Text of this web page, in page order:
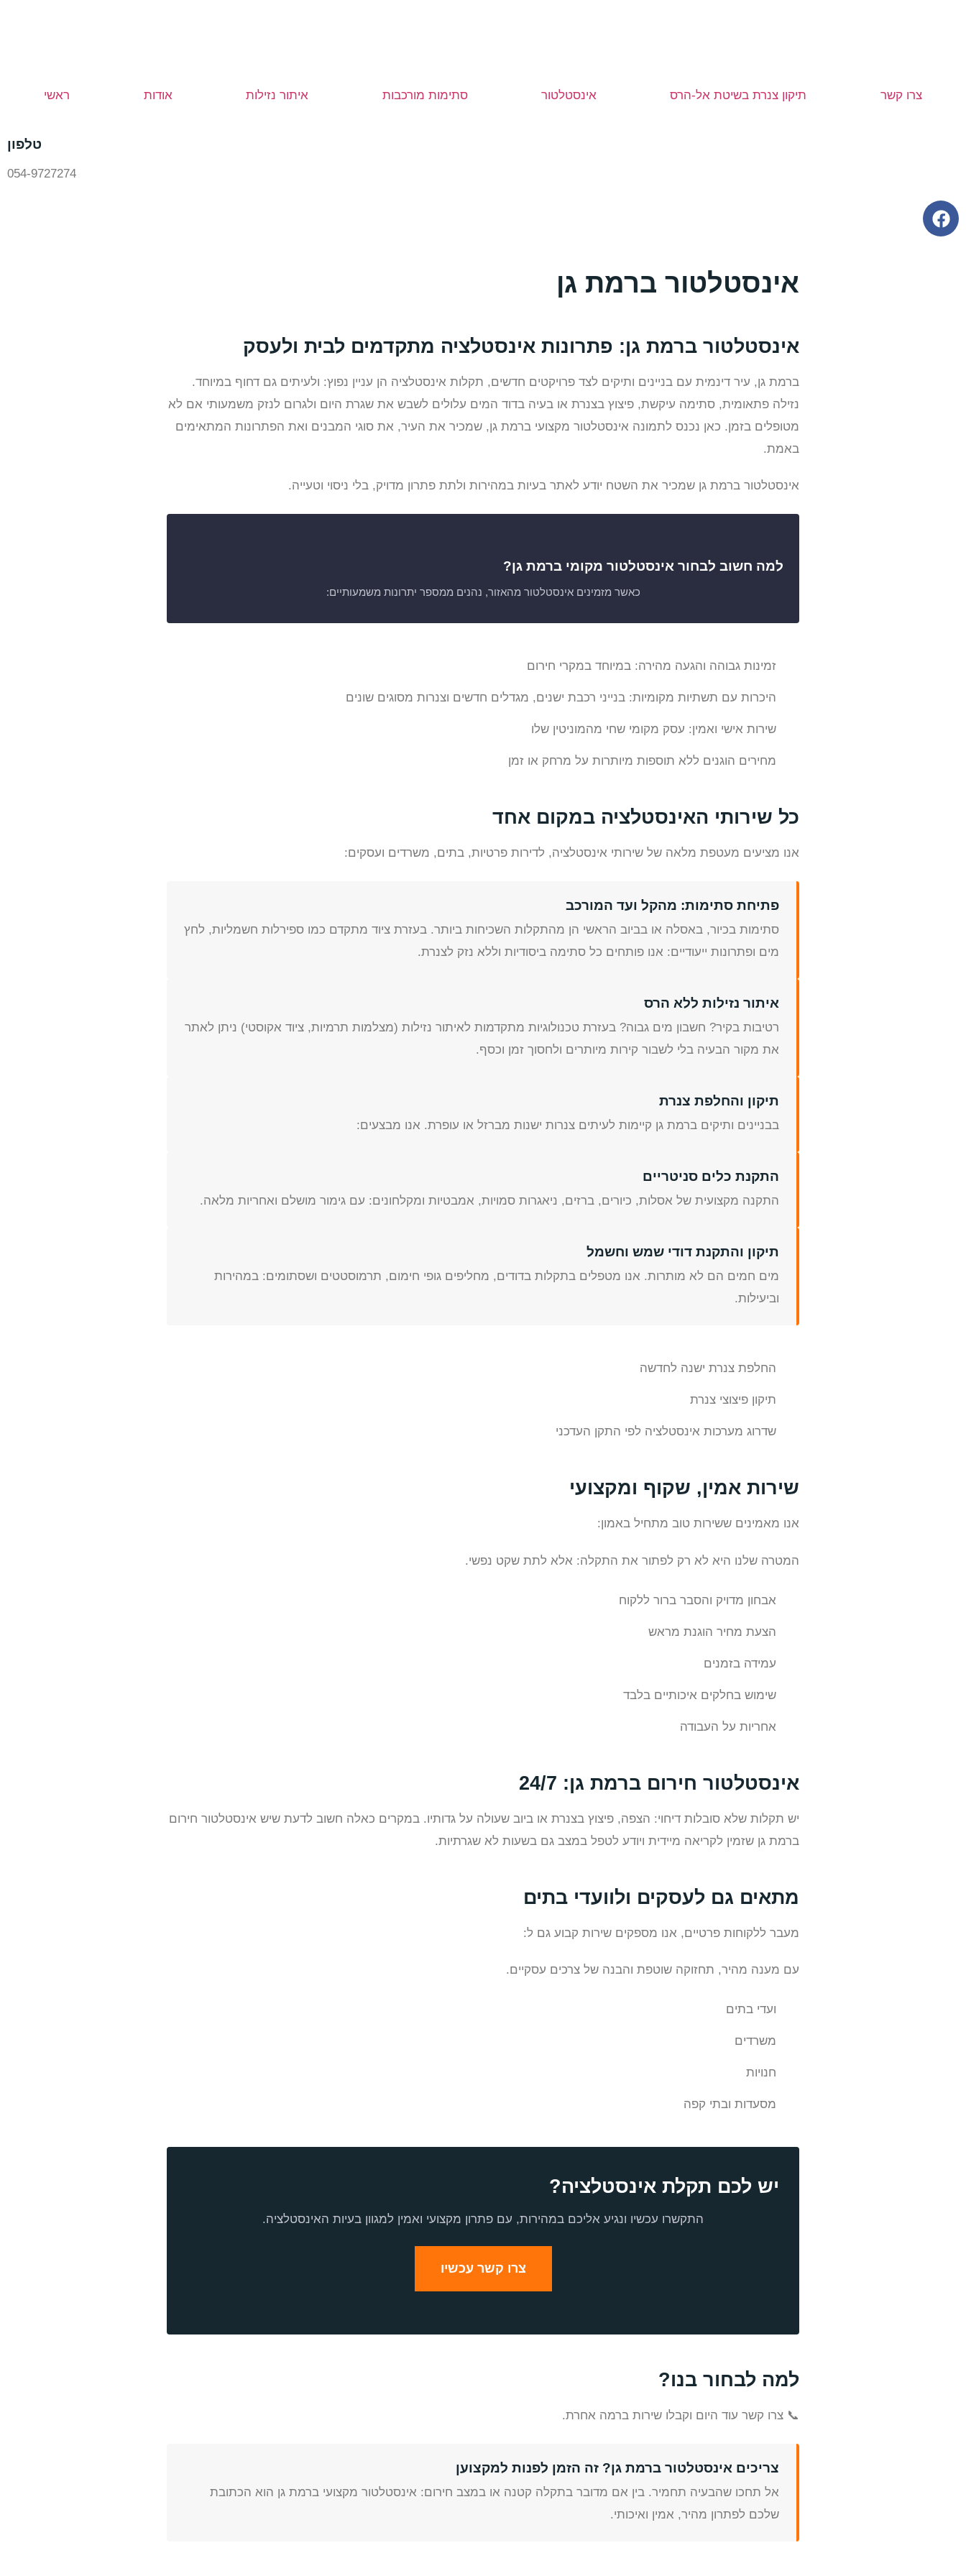
צרו קשר תיקון צנרת בשיטת אל-הרס אינסטלטור סתימות מורכבות איתור נזילות אודות ראשי
טלפון
054-9727274
אינסטלטור ברמת גן
אינסטלטור ברמת גן: פתרונות אינסטלציה מתקדמים לבית ולעסק
ברמת גן, עיר דינמית עם בניינים ותיקים לצד פרויקטים חדשים, תקלות אינסטלציה הן עניין נפוץ: ולעיתים גם דחוף במיוחד.
נזילה פתאומית, סתימה עיקשת, פיצוץ בצנרת או בעיה בדוד המים עלולים לשבש את שגרת היום ולגרום לנזק משמעותי אם לא
מטופלים בזמן. כאן נכנס לתמונה אינסטלטור מקצועי ברמת גן, שמכיר את העיר, את סוגי המבנים ואת הפתרונות המתאימים
באמת.
אינסטלטור ברמת גן שמכיר את השטח יודע לאתר בעיות במהירות ולתת פתרון מדויק, בלי ניסוי וטעייה.
למה חשוב לבחור אינסטלטור מקומי ברמת גן?
כאשר מזמינים אינסטלטור מהאזור, נהנים ממספר יתרונות משמעותיים:
זמינות גבוהה והגעה מהירה: במיוחד במקרי חירום
היכרות עם תשתיות מקומיות: בנייני רכבת ישנים, מגדלים חדשים וצנרות מסוגים שונים
שירות אישי ואמין: עסק מקומי שחי מהמוניטין שלו
מחירים הוגנים ללא תוספות מיותרות על מרחק או זמן
כל שירותי האינסטלציה במקום אחד
אנו מציעים מעטפת מלאה של שירותי אינסטלציה, לדירות פרטיות, בתים, משרדים ועסקים:
פתיחת סתימות: מהקל ועד המורכב
סתימות בכיור, באסלה או בביוב הראשי הן מהתקלות השכיחות ביותר. בעזרת ציוד מתקדם כמו ספירלות חשמליות, לחץ
מים ופתרונות ייעודיים: אנו פותחים כל סתימה ביסודיות וללא נזק לצנרת.
איתור נזילות ללא הרס
רטיבות בקיר? חשבון מים גבוה? בעזרת טכנולוגיות מתקדמות לאיתור נזילות (מצלמות תרמיות, ציוד אקוסטי) ניתן לאתר
את מקור הבעיה בלי לשבור קירות מיותרים ולחסוך זמן וכסף.
תיקון והחלפת צנרת
בבניינים ותיקים ברמת גן קיימות לעיתים צנרות ישנות מברזל או עופרת. אנו מבצעים:
התקנת כלים סניטריים
התקנה מקצועית של אסלות, כיורים, ברזים, ניאגרות סמויות, אמבטיות ומקלחונים: עם גימור מושלם ואחריות מלאה.
תיקון והתקנת דודי שמש וחשמל
מים חמים הם לא מותרות. אנו מטפלים בתקלות בדודים, מחליפים גופי חימום, תרמוסטטים ושסתומים: במהירות
וביעילות.
החלפת צנרת ישנה לחדשה
תיקון פיצוצי צנרת
שדרוג מערכות אינסטלציה לפי התקן העדכני
שירות אמין, שקוף ומקצועי
אנו מאמינים ששירות טוב מתחיל באמון:
המטרה שלנו היא לא רק לפתור את התקלה: אלא לתת שקט נפשי.
אבחון מדויק והסבר ברור ללקוח
הצעת מחיר הוגנת מראש
עמידה בזמנים
שימוש בחלקים איכותיים בלבד
אחריות על העבודה
אינסטלטור חירום ברמת גן: 24/7
יש תקלות שלא סובלות דיחוי: הצפה, פיצוץ בצנרת או ביוב שעולה על גדותיו. במקרים כאלה חשוב לדעת שיש אינסטלטור חירום
ברמת גן שזמין לקריאה מיידית ויודע לטפל במצב גם בשעות לא שגרתיות.
מתאים גם לעסקים ולוועדי בתים
מעבר ללקוחות פרטיים, אנו מספקים שירות קבוע גם ל:
עם מענה מהיר, תחזוקה שוטפת והבנה של צרכים עסקיים.
ועדי בתים
משרדים
חנויות
מסעדות ובתי קפה
יש לכם תקלת אינסטלציה?
התקשרו עכשיו ונגיע אליכם במהירות, עם פתרון מקצועי ואמין למגוון בעיות האינסטלציה.
צרו קשר עכשיו
למה לבחור בנו?
📞 צרו קשר עוד היום וקבלו שירות ברמה אחרת.
צריכים אינסטלטור ברמת גן? זה הזמן לפנות למקצוען
אל תחכו שהבעיה תחמיר. בין אם מדובר בתקלה קטנה או במצב חירום: אינסטלטור מקצועי ברמת גן הוא הכתובת
שלכם לפתרון מהיר, אמין ואיכותי.